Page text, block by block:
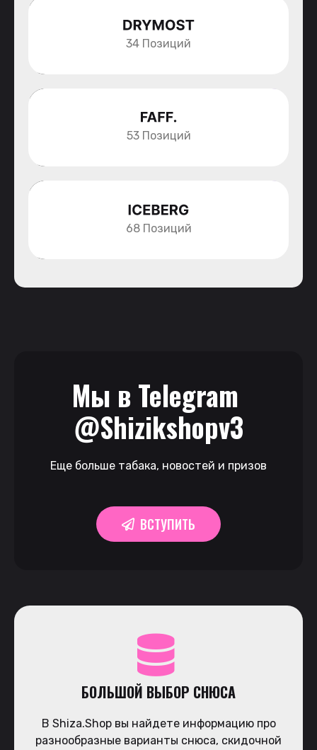
34 Позиций
53 Позиций
68 Позиций
Мы в Telegram
@Shizikshopv3
Еще больше табака, новостей и призов
ВСТУПИТЬ
БОЛЬШОЙ ВЫБОР СНЮСА
В Shiza.Shop вы найдете информацию про
разнообразные варианты снюса, скидочной